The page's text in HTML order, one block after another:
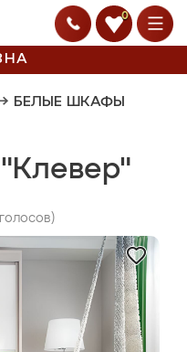
0
БЕЛЫЕ ШКАФЫ
голосов)